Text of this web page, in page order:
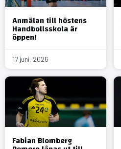
Anmälan till höstens
Handbollsskola är
öppen!
17 juni, 2026
Fabian Blomberg